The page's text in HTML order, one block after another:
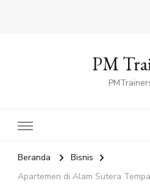
PM
Beranda
Bisnis
Apartemen di Alam Sutera